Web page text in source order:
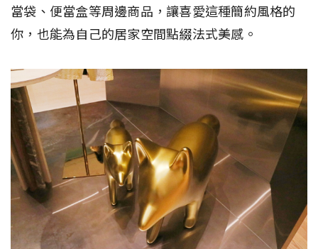
當袋、便當盒等周邊商品，讓喜愛這種簡約風格的
你，也能為自己的居家空間點綴法式美感。